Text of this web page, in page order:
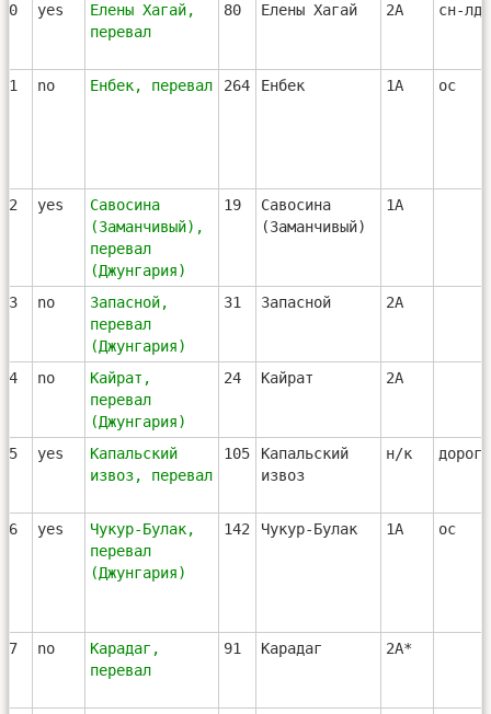
40 yes
Елены Хагай,
перевал
80 Елены Хагай 2А сн-
41 no Енбек, перевал 264 Енбек 1А ос
42 yes
Савосина
(Заманчивый),
перевал
(Джунгария)
19
Савосина
(Заманчивый)
1А
43 no
Запасной,
перевал
(Джунгария)
31 Запасной 2А
44 no
Кайрат,
перевал
(Джунгария)
24 Кайрат 2А
45 yes
Капальский
извоз, перевал
105
Капальский
извоз
н/к дорога
46 yes
Чукур-Булак,
перевал
(Джунгария)
142 Чукур-Булак 1А ос
47 no
Карадаг,
перевал
91 Карадаг 2А*